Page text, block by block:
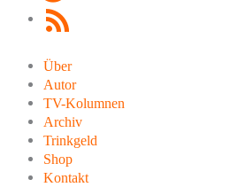
Über
Autor
TV-Kolumnen
Archiv
Trinkgeld
Shop
Kontakt